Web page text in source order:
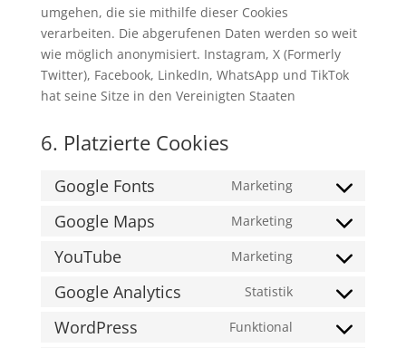
umgehen, die sie mithilfe dieser Cookies
verarbeiten. Die abgerufenen Daten werden so weit
wie möglich anonymisiert. Instagram, X (Formerly
Twitter), Facebook, LinkedIn, WhatsApp und TikTok
hat seine Sitze in den Vereinigten Staaten
6. Platzierte Cookies
Google Fonts Marketing
Consent
google-
Google Maps Marketing
Consent
google-
YouTube Marketing
Consent
youtube
Google Analytics Statistik
Consent
WordPress Funktional
Consent